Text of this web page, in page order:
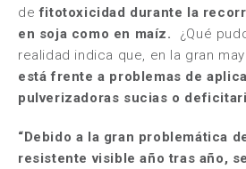
defitotoxicidad durante la
en soja como en maíz. ¿Qué
realidad indica que, en la gran
está frente a problemas de
pulverizadoras sucias o
“Debido a la gran problemática
resistente visible año tras año,